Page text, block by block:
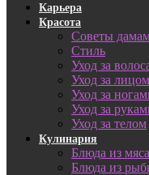
Карьера
Красота
Советы
Стиль
Уход за
Уход за лицом
Уход за
Уход за
Уход за телом
Кулинария
Блюда из мяса
Блюда из